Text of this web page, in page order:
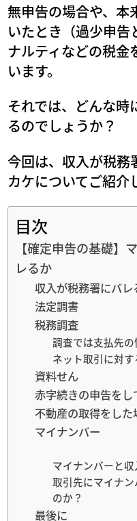
無申告の場合や、本
いたとき（過少申告
ナルティなどの税金
います。
それでは、どんな時
るのでしょうか？
今回は、収入が税務
カケについてご紹介
目次
【確定申告の基礎】
レるか
収入が税務署にバレ
法定調書
税務調査
調査では支払先
ネット取引に対す
資料せん
赤字続きの申告を
不動産の取得をした
マイナンバー
マイナンバーと収
取引先にマイナ
のか？
最後に